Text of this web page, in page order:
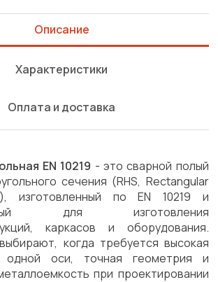
Описание
Характеристики
Оплата и доставка
EN 10219 - это сварной полый
сечения (RHS, Rectangular
изготовленный по EN 10219 и
для изготовления
каркасов и оборудования.
когда требуется высокая
одной оси, точная геометрия и
при проектировании